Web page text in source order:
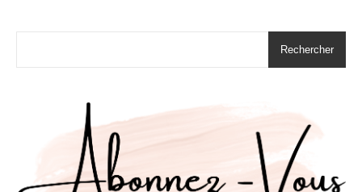
Rechercher